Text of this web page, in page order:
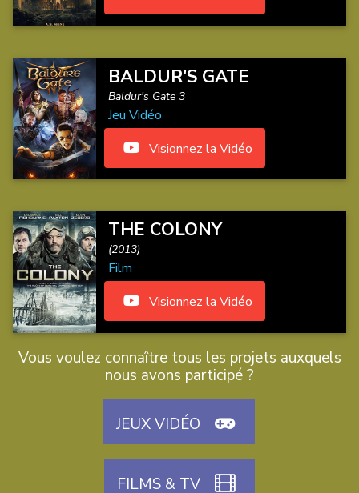
BALDUR'S GATE
Baldur's Gate 3
Jeu Vidéo
Visionnez la Vidéo
THE COLONY
(2013)
Film
Visionnez la Vidéo
Vous voulez connaître tous les projets auxquels
nous avons participé ?
JEUX VIDÉO
FILMS & TV